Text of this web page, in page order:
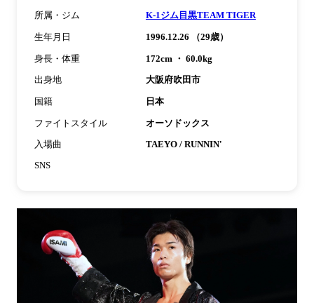
所属・ジム K-1ジム目黒TEAM TIGER
生年月日 1996.12.26 （29歳）
身長・体重 172cm ・ 60.0kg
出身地 大阪府吹田市
国籍 日本
ファイトスタイル オーソドックス
入場曲 TAEYO / RUNNIN'
SNS